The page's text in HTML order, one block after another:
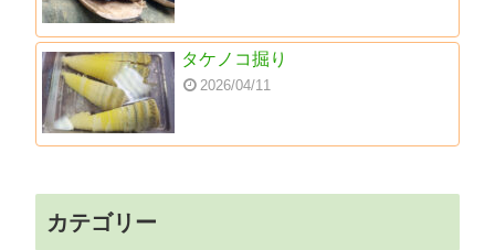
タケノコ掘り
2026/04/11
カテゴリー